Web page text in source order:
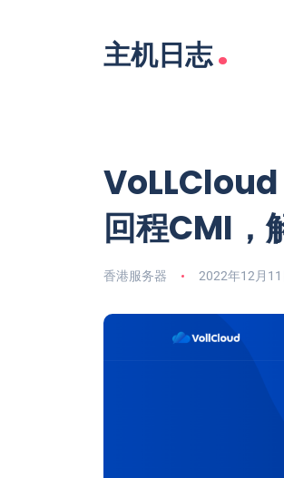
主机日志.
VoLLCloud
回程CMI，
香港服务器 2022年12月11